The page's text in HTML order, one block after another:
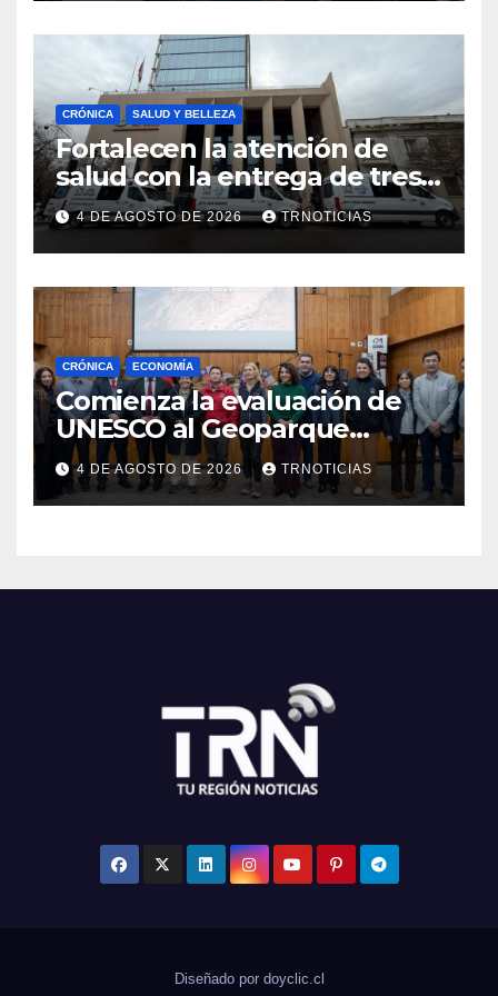
emprendimiento
CRÓNICA SALUD Y BELLEZA
Fortalecen la atención de
salud con la entrega de tres
nuevas ambulancias para
Cauquenes y Sagrada Familia
4 DE AGOSTO DE 2026 TRNOTICIAS
CRÓNICA ECONOMÍA
Comienza la evaluación de
UNESCO al Geoparque
Aspirante Pillanmapu en el
Maule
4 DE AGOSTO DE 2026 TRNOTICIAS
Diseñado por doyclic.cl